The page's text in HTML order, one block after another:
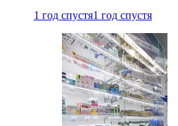
1 год спустя1 год спустя